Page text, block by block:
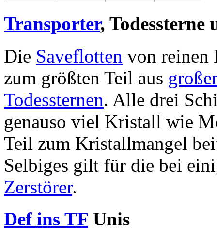
Transporter, Todessterne
Die Saveflotten von reinen
zum größten Teil aus
Todessternen. Alle drei
genauso viel Kristall wie
Teil zum Kristallmangel
Selbiges gilt für die bei
Zerstörer.
Def ins TF Unis